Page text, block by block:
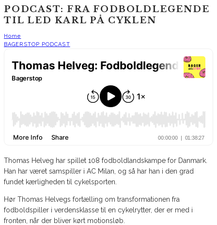
PODCAST: FRA FODBOLDLEGENDE
TIL LED KARL PÅ CYKLEN
Home
BAGERSTOP PODCAST
Thomas Helveg har spillet 108 fodboldlandskampe for Danmark.
Han har været samspiller i AC Milan, og så har han i den grad
fundet kærligheden til cykelsporten.
Hør Thomas Helvegs fortælling om transformationen fra
fodboldspiller i verdensklasse til en cykelrytter, der er med i
fronten, når der bliver kørt motionsløb.